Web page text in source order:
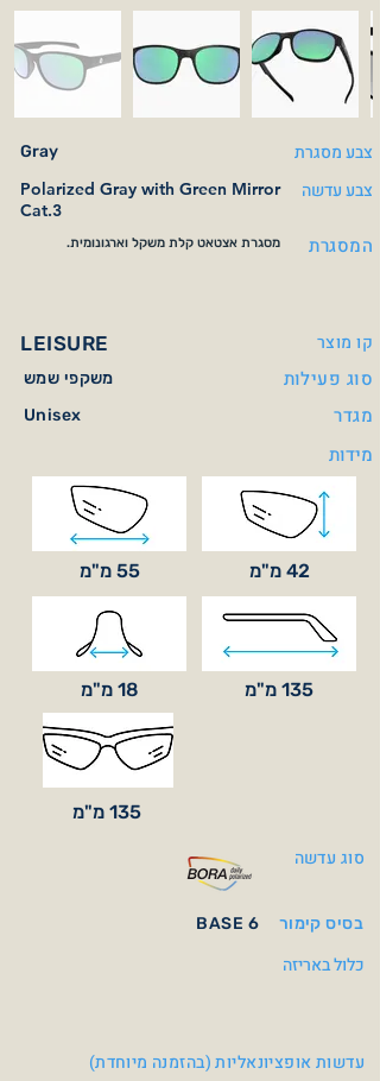
Gray צבע מסגרת
Polarized Gray with Green Mirror
Cat.3
צבע עדשה
מסגרת אצטאט קלת משקל וארגונומית. המסגרת
LEISURE קו מוצר
משקפי שמש סוג פעילות
Unisex
מגדר
מידות
55 מ"מ 42 מ"מ
18 מ"מ 135 מ"מ
135 מ"מ
סוג עדשה
BASE 6 בסיס קימור
כלול באריזה
עדשות אופציונאליות (בהזמנה מיוחדת)